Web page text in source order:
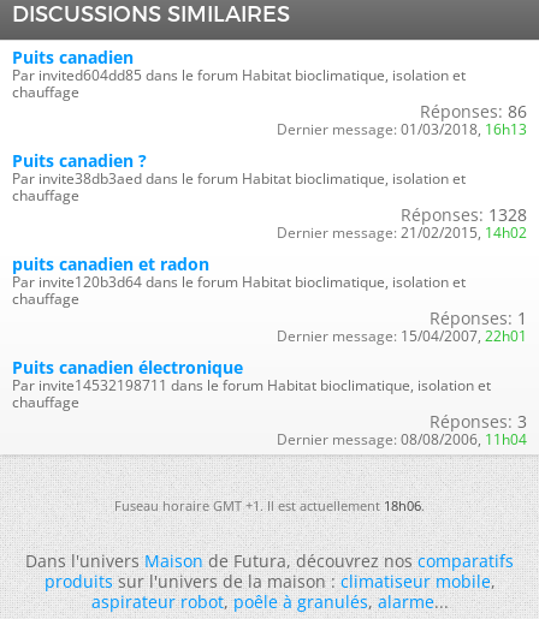
DISCUSSIONS SIMILAIRES
Puits canadien
Par invited604dd85 dans le forum Habitat bioclimatique, isolation et
chauffage
Réponses: 86
Dernier message: 01/03/2018, 16h13
Puits canadien ?
Par invite38db3aed dans le forum Habitat bioclimatique, isolation et
chauffage
Réponses: 1328
Dernier message: 21/02/2015, 14h02
puits canadien et radon
Par invite120b3d64 dans le forum Habitat bioclimatique, isolation et
chauffage
Réponses: 1
Dernier message: 15/04/2007, 22h01
Puits canadien électronique
Par invite14532198711 dans le forum Habitat bioclimatique, isolation et
chauffage
Réponses: 3
Dernier message: 08/08/2006, 11h04
Fuseau horaire GMT +1. Il est actuellement18h06.
Dans l'universMaisonde Futura, découvrez noscomparatifs
produitssur l'univers de la maison :climatiseur mobile,
aspirateur robot,poêle à granulés,alarme...